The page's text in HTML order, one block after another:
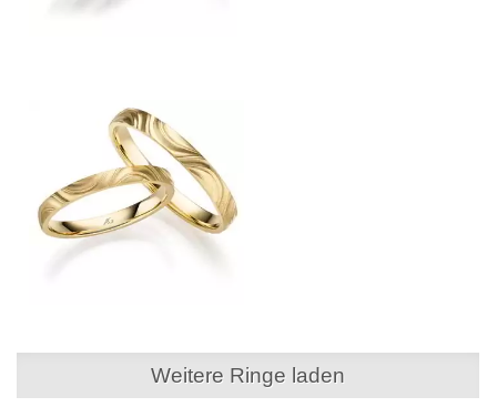
Weitere Ringe laden